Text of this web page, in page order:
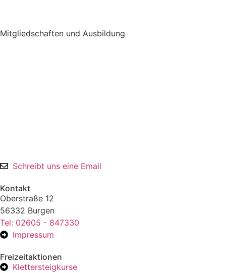
Mitgliedschaften und Ausbildung
Schreibt uns eine Email
Kontakt
Oberstraße 12
56332 Burgen
Tel: 02605 - 847330
Impressum
Freizeitaktionen
Klettersteigkurse